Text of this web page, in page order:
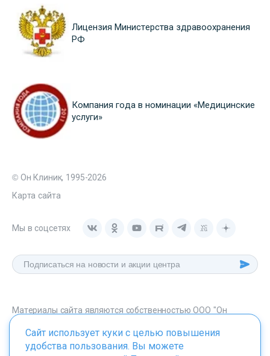
Лицензия Министерства здравоохранения
РФ
Компания года в номинации «Медицинские
услуги»
© Он Клиник, 1995-2026
Карта сайта
Мы в соцсетях
Материалы сайта являются собственностью ООО "Он
onclinic.ru запрещено в соответствии со статьей 1259 ГК. РФ.
Сайт использует куки с целью повышения
удобства пользования. Вы можете